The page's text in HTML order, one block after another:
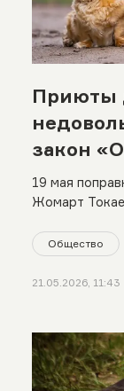
Приюты
закон
19 мая
Жомарт
Общество
21.05.2026, 11:43